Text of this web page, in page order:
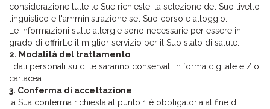
considerazione tutte le Sue richieste, la selezione del Suo livello
linguistico e l'amministrazione sel Suo corso e alloggio.
Le informazioni sulle allergie sono necessarie per essere in
grado di offrirLe il ​​miglior servizio per il Suo stato di salute.
2. Modalità del trattamento
I dati personali su di te saranno conservati in forma digitale e / o
cartacea.
3. Conferma di accettazione
la Sua conferma richiesta al punto 1 è obbligatoria al fine di